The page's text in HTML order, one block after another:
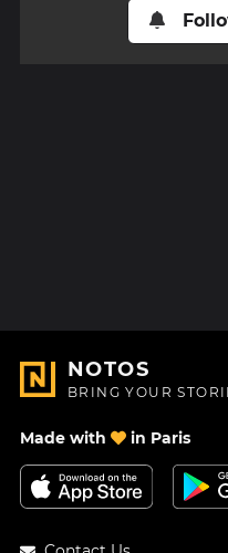
NOTOS
BRING YOUR
Made with in Paris